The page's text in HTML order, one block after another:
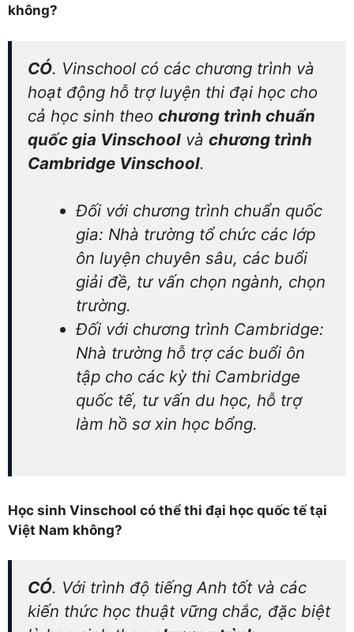
không?
CÓ. Vinschool có các chương trình và
hoạt động hỗ trợ luyện thi đại học cho
cả học sinh theo chương trình chuẩn
quốc gia Vinschool và chương trình
Cambridge Vinschool.
Đối với chương trình chuẩn quốc
gia: Nhà trường tổ chức các lớp
ôn luyện chuyên sâu, các buổi
giải đề, tư vấn chọn ngành, chọn
trường.
Đối với chương trình Cambridge:
Nhà trường hỗ trợ các buổi ôn
tập cho các kỳ thi Cambridge
quốc tế, tư vấn du học, hỗ trợ
làm hồ sơ xin học bổng.
Học sinh Vinschool có thể thi đại học quốc tế tại
Việt Nam không?
CÓ. Với trình độ tiếng Anh tốt và các
kiến thức học thuật vững chắc, đặc biệt